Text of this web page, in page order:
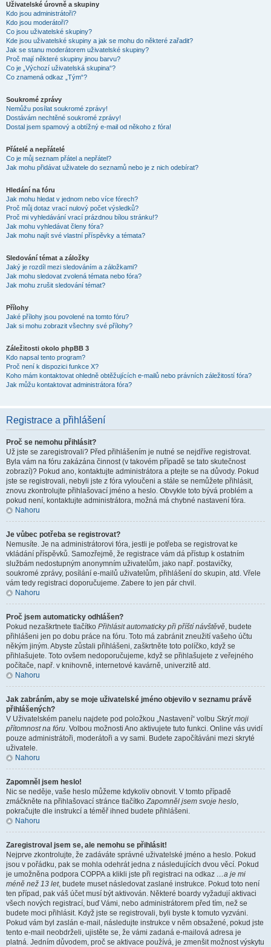
Uživatelské úrovně a skupiny
Kdo jsou administrátoři?
Kdo jsou moderátoři?
Co jsou uživatelské skupiny?
Kde jsou uživatelské skupiny a jak se mohu do některé zařadit?
Jak se stanu moderátorem uživatelské skupiny?
Proč mají některé skupiny jinou barvu?
Co je „Výchozí uživatelská skupina“?
Co znamená odkaz „Tým“?
Soukromé zprávy
Nemůžu posílat soukromé zprávy!
Dostávám nechtěné soukromé zprávy!
Dostal jsem spamový a obtížný e-mail od někoho z fóra!
Přátelé a nepřátelé
Co je můj seznam přátel a nepřátel?
Jak mohu přidávat uživatele do seznamů nebo je z nich odebírat?
Hledání na fóru
Jak mohu hledat v jednom nebo více fórech?
Proč můj dotaz vrací nulový počet výsledků?
Proč mi vyhledávání vrací prázdnou bílou stránku!?
Jak mohu vyhledávat členy fóra?
Jak mohu najít své vlastní příspěvky a témata?
Sledování témat a záložky
Jaký je rozdíl mezi sledováním a záložkami?
Jak mohu sledovat zvolená témata nebo fóra?
Jak mohu zrušit sledování témat?
Přílohy
Jaké přílohy jsou povolené na tomto fóru?
Jak si mohu zobrazit všechny své přílohy?
Záležitosti okolo phpBB 3
Kdo napsal tento program?
Proč není k dispozici funkce X?
Koho mám kontaktovat ohledně obtěžujících e-mailů nebo právních záležitostí fóra?
Jak můžu kontaktovat administrátora fóra?
Registrace a přihlášení
Proč se nemohu přihlásit?
Už jste se zaregistrovali? Před přihlášením je nutné se nejdříve registrovat.
Byla vám na fóru zakázána činnost (v takovém případě se tato skutečnost
zobrazí)? Pokud ano, kontaktujte administrátora a ptejte se na důvody. Pokud
jste se registrovali, nebyli jste z fóra vyloučeni a stále se nemůžete přihlásit,
znovu zkontrolujte přihlašovací jméno a heslo. Obvykle toto bývá problém a
pokud není, kontaktujte administrátora, možná má chybné nastavení fóra.
Nahoru
Je vůbec potřeba se registrovat?
Nemusíte. Je na administrátorovi fóra, jestli je potřeba se registrovat ke
vkládání příspěvků. Samozřejmě, že registrace vám dá přístup k ostatním
službám nedostupným anonymním uživatelům, jako např. postavičky,
soukromé zprávy, posílání e-mailů uživatelům, přihlášení do skupin, atd. Vřele
vám tedy registraci doporučujeme. Zabere to jen pár chvil.
Nahoru
Proč jsem automaticky odhlášen?
Pokud nezaškrtnete tlačítko Přihlásit automaticky při příští návštěvě, budete
přihlášeni jen po dobu práce na fóru. Toto má zabránit zneužití vašeho účtu
někým jiným. Abyste zůstali přihlášeni, zaškrtněte toto políčko, když se
přihlašujete. Toto ovšem nedoporučujeme, když se přihlašujete z veřejného
počítače, např. v knihovně, internetové kavárně, univerzitě atd.
Nahoru
Jak zabráním, aby se moje uživatelské jméno objevilo v seznamu právě
přihlášených?
V Uživatelském panelu najdete pod položkou „Nastavení“ volbu Skrýt moji
přítomnost na fóru. Volbou možnosti Ano aktivujete tuto funkci. Online vás uvidí
pouze administrátoři, moderátoři a vy sami. Budete započítáváni mezi skryté
uživatele.
Nahoru
Zapomněl jsem heslo!
Nic se neděje, vaše heslo můžeme kdykoliv obnovit. V tomto případě
zmáčkněte na přihlašovací stránce tlačítkoZapomněl jsem svoje heslo,
pokračujte dle instrukcí a téměř ihned budete přihlášeni.
Nahoru
Zaregistroval jsem se, ale nemohu se přihlásit!
Nejprve zkontrolujte, že zadáváte správné uživatelské jméno a heslo. Pokud
jsou v pořádku, pak se mohla odehrát jedna z následujících dvou věcí. Pokud
je umožněna podpora COPPA a klikli jste při registraci na odkaz …a je mi
méně než 13 let, budete muset následovat zaslané instrukce. Pokud toto není
ten případ, pak váš účet musí být aktivován. Některé boardy vyžadují aktivaci
všech nových registrací, buď Vámi, nebo administrátorem před tím, než se
budete moci přihlásit. Když jste se registrovali, byli byste k tomuto vyzváni.
Pokud vám byl zaslán e-mail, následujte instrukce v něm obsažené, pokud jste
tento e-mail neobdrželi, ujistěte se, že vámi zadaná e-mailová adresa je
platná. Jedním důvodem, proč se aktivace používá, je zmenšit možnost výskytu